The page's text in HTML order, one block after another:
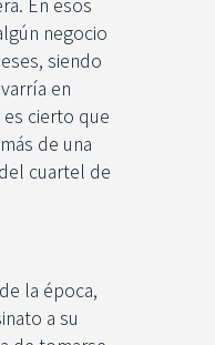
negocio
siendo
en
es cierto que
de una
cuartel de
la época,
a su